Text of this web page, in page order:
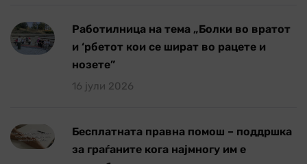
Работилница на тема „Болки во вратот
и ‘рбетот кои се шират во рацете и
нозете”
16 јули 2026
Бесплатната правна помош – поддршка
за граѓаните кога најмногу им е